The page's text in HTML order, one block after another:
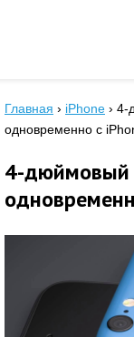
Главная › iPhone › 4-
одновременно с
4-дюймовый